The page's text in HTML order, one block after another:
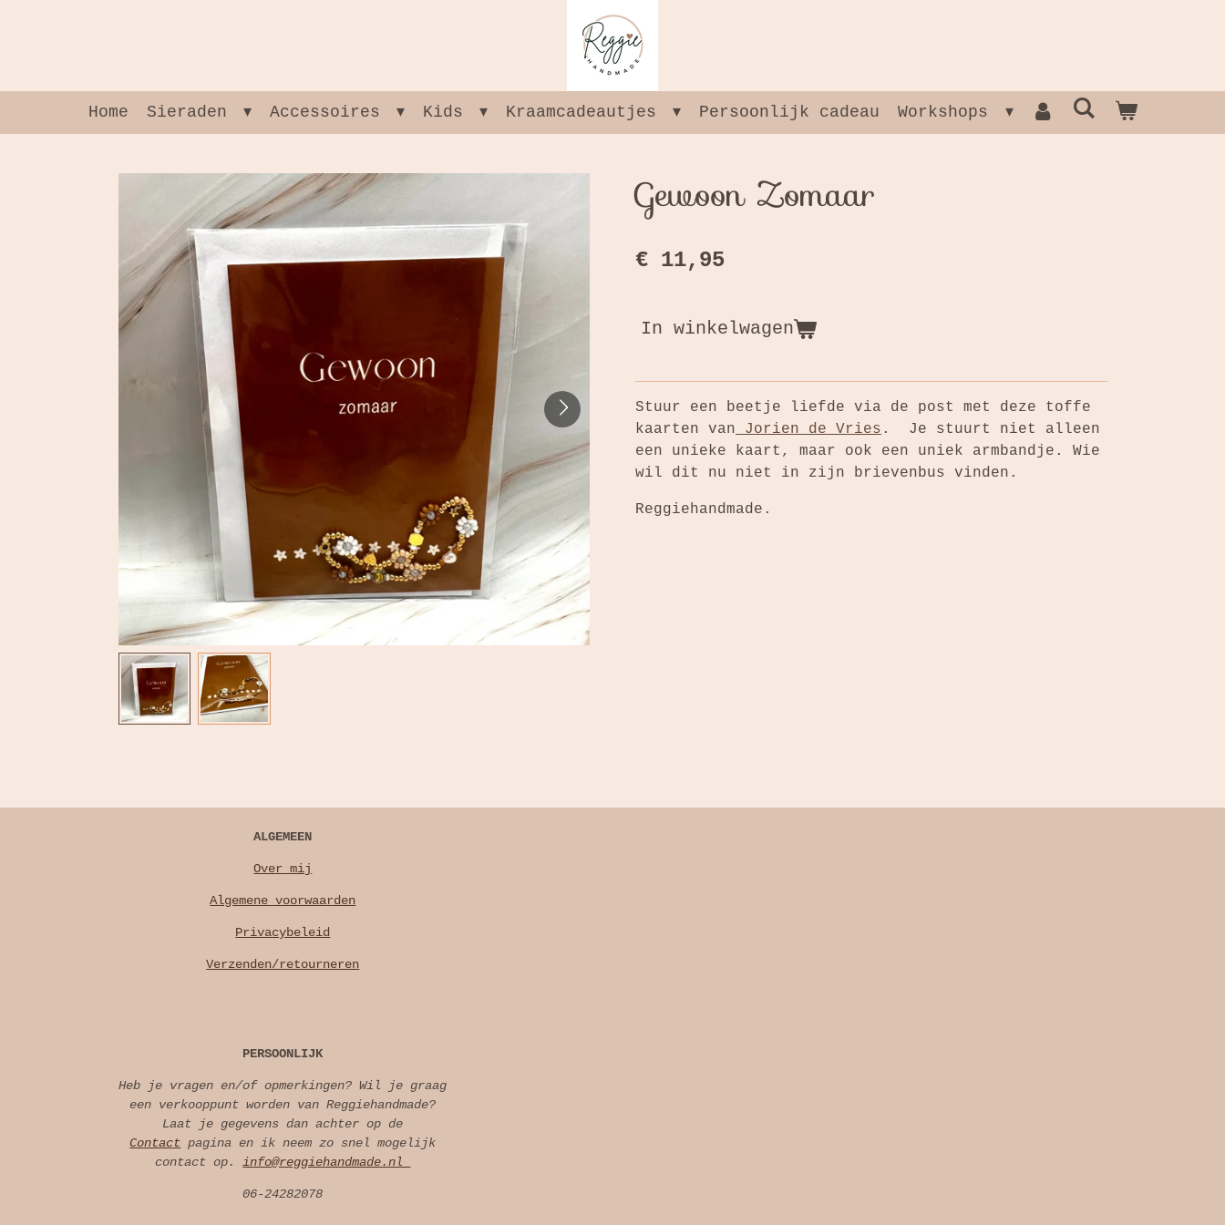
hoofdinhoudHome Sieraden Accessoires Kids Kraamcadeautjes Persoonlijk cadeau Workshops
Gewoon Zomaar
€ 11,95
In winkelwagen
Stuur een beetje liefde via de post met deze toffe
kaarten van Jorien de Vries . Je stuurt niet alleen
een unieke kaart, maar ook een uniek armbandje. Wie
wil dit nu niet in zijn brievenbus vinden.
Reggiehandmade.
ALGEMEEN
Over mij
Algemene voorwaarden
Privacybeleid
Verzenden/retourneren
PERSOONLIJK
Heb je vragen en/of opmerkingen? Wil je graag
een verkooppunt worden van Reggiehandmade?
Laat je gegevens dan achter op de
Contact pagina en ik neem zo snel mogelijk
contact op.info@reggiehandmade.nl
06-24282078